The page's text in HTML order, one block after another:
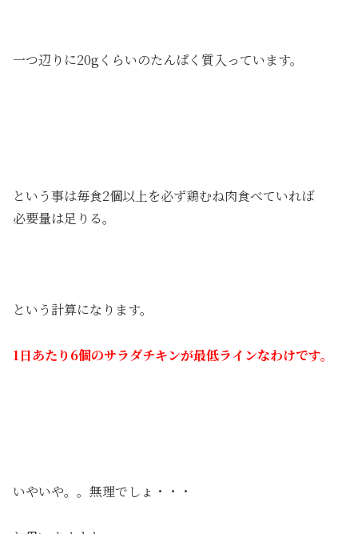
一つ辺りに20gくらいのたんぱく質入っています。
という事は毎食2個以上を必ず鶏むね肉食べていれば
必要量は足りる。
という計算になります。
1日あたり6個のサラダチキンが最低ラインなわけです。
いやいや。。無理でしょ・・・